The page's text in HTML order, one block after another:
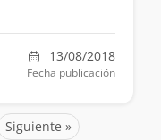
13/08/2018
Fecha publicación
Siguiente »